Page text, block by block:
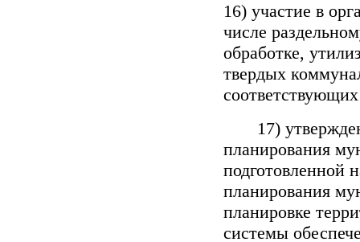
16) участие в
числе
обработке,
твердых
17)
планирования
подготовленной
планирования
планировке
системы